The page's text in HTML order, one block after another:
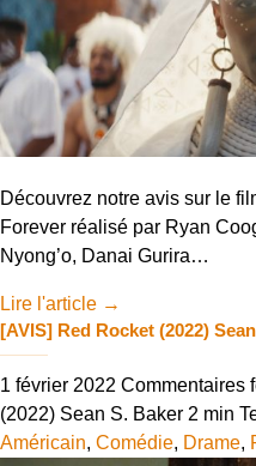
Découvrez notre avis sur le
Forever réalisé par Ryan
Nyong’o, Danai Gurira…
Lire l'article →
[AVIS] Red Rocket (2022)
1 février 2022 Commentaires
(2022) Sean S. Baker 2 min
Américain, Comédie, Drame,